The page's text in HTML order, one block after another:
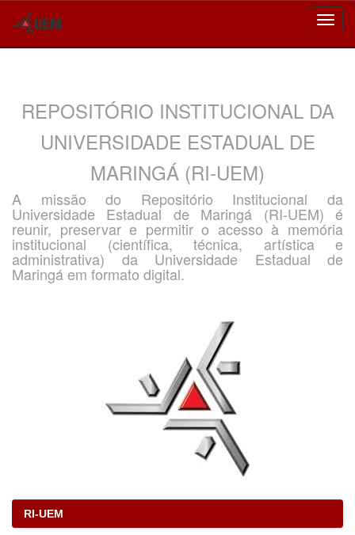
REPOSITÓRIO INSTITUCIONAL DA
UNIVERSIDADE ESTADUAL DE
MARINGÁ (RI-UEM)
A missão do Repositório Institucional da
Universidade Estadual de Maringá (RI-UEM) é
reunir, preservar e permitir o acesso à memória
institucional (científica, técnica, artística e
administrativa) da Universidade Estadual de
Maringá em formato digital.
RI-UEM